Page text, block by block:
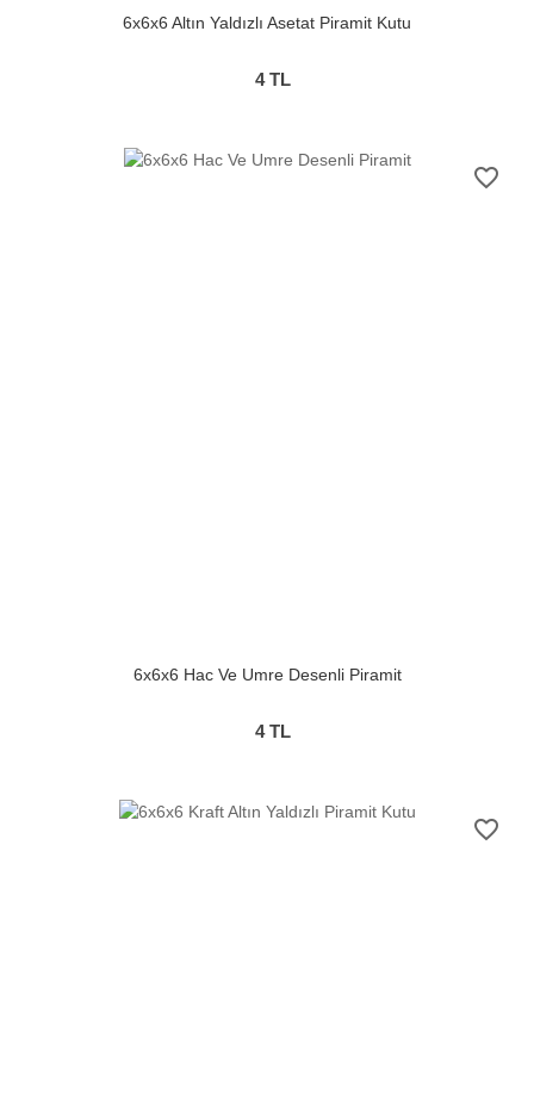
6x6x6 Altın Yaldızlı Asetat Piramit Kutu
4TL
favorite_border
6x6x6 Hac Ve Umre Desenli Piramit
4TL
favorite_border